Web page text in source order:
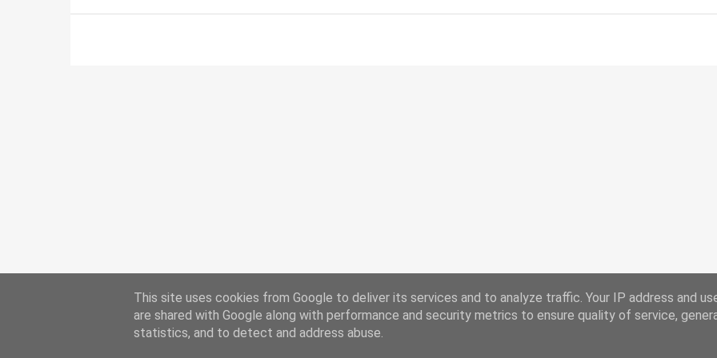
Chi Siamo Ricorrenze
This site uses cookies from Google to deliver its services and to analyze traffic. Your IP address and
are shared with Google along with performance and security metrics to ensure quality of service,
statistics, and to detect and address abuse.